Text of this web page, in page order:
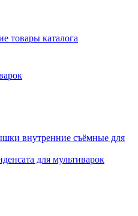
товары каталога
внутренние съёмные для
для мультиварок